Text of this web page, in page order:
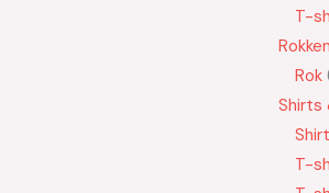
T-
Rokken
Rok
Shirts
Shirt
T-